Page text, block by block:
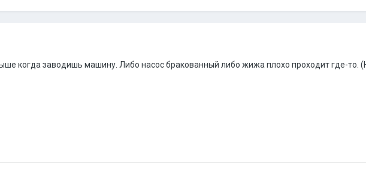
когда заводишь машину. Либо насос бракованный либо жижа плохо проходит где-то.